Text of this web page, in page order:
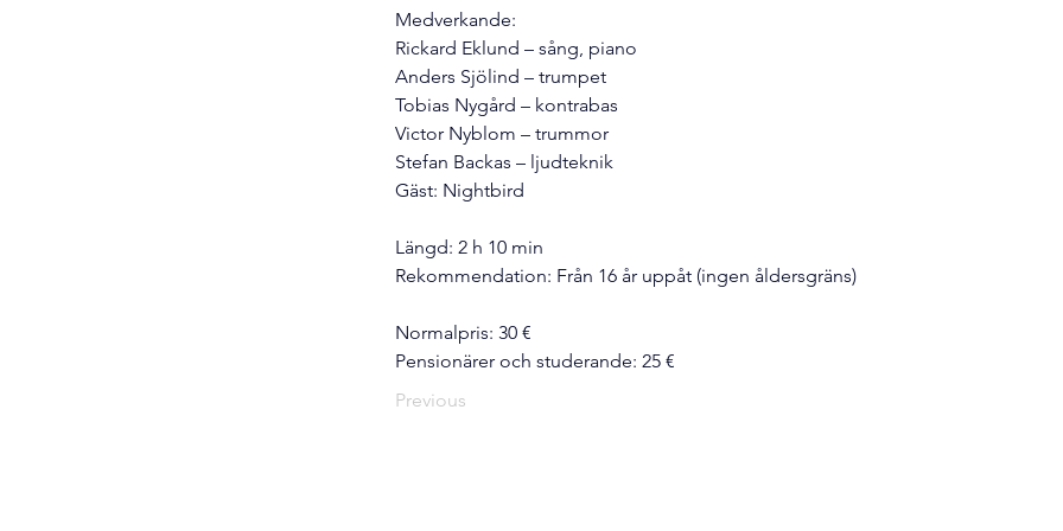
Medverkande:
Rickard Eklund – sång, piano
Anders Sjölind – trumpet
Tobias Nygård – kontrabas
Victor Nyblom – trummor
Stefan Backas – ljudteknik
Gäst: Nightbird
Längd: 2 h 10 min
Rekommendation: Från 16 år uppåt (ingen åldersgräns)
Normalpris: 30 €
Pensionärer och studerande: 25 €
Previous